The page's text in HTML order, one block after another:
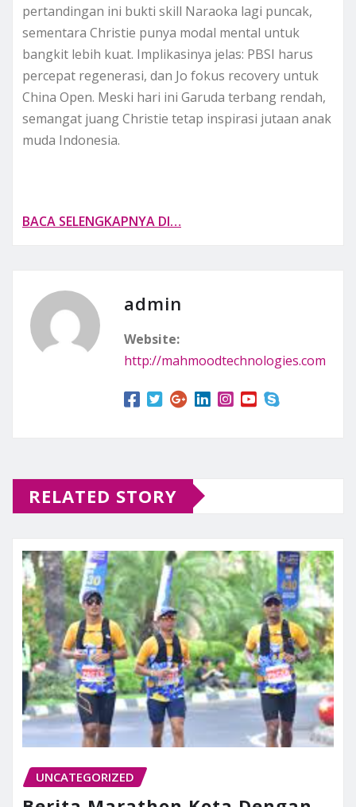
pertandingan ini bukti skill Naraoka lagi puncak,
sementara Christie punya modal mental untuk
bangkit lebih kuat. Implikasinya jelas: PBSI harus
percepat regenerasi, dan Jo fokus recovery untuk
China Open. Meski hari ini Garuda terbang rendah,
semangat juang Christie tetap inspirasi jutaan anak
muda Indonesia.
BACA SELENGKAPNYA DI…
admin
Website:
http://mahmoodtechnologies.com
RELATED STORY
UNCATEGORIZED